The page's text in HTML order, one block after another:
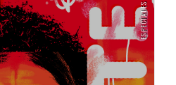
ESPECIALES